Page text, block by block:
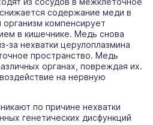
содержание меди в
компенсирует
в кишечнике. Медь снова
за нехватки церулоплазмина
пространство. Медь
органах, повреждая их.
на нервную
по причине нехватки
генетических дисфункций